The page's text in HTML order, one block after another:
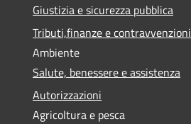
Giustizia e sicurezza pubblica
Tributi,finanze e contravvenzioni
Ambiente
Salute, benessere e assistenza
Autorizzazioni
Agricoltura e pesca